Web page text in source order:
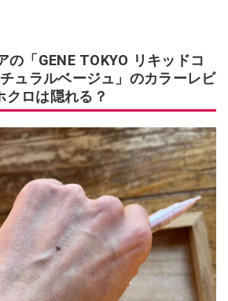
「GENE TOKYO リキッドコ
ュラルベージュ」のカラーレビ
クロは隠れる？